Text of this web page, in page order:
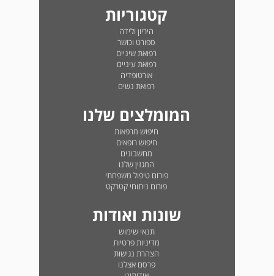
קטגוריות
היריון ולידה
ספורט וכושר
רפואת שיניים
רפואת עיניים
אורטופדיה
רפואת נשים
המומלצים שלנו
חיפוש מרפאות
חיפוש רופאים
מחשבונים
המגזין שלנו
פורום טיפול משפחתי
פורום ניתוחי קטרקט
שונות ואודות
תנאי שימוש
מדיניות פרטיות
הצהרת נגישות
פרסם אצלנו